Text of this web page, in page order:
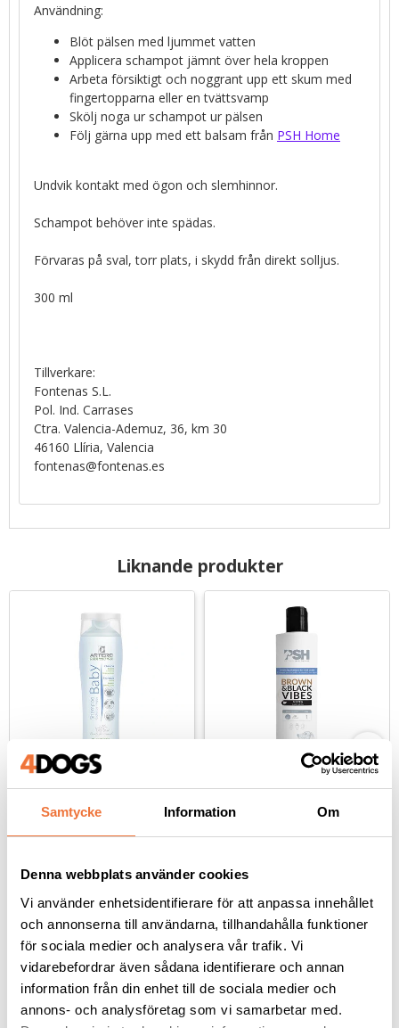
Samtycke Information Om
Denna webbplats använder cookies
Vi använder enhetsidentifierare för att anpassa innehållet
och annonserna till användarna, tillhandahålla funktioner
för sociala medier och analysera vår trafik. Vi
vidarebefordrar även sådana identifierare och annan
information från din enhet till de sociala medier och
annons- och analysföretag som vi samarbetar med.
Användning:
Blöt pälsen med ljummet vatten
Applicera schampot jämnt över hela kroppen
Arbeta försiktigt och noggrant upp ett skum med
fingertopparna eller en tvättsvamp
Skölj noga ur schampot ur pälsen
Följ gärna upp med ett balsam från PSH Home
Undvik kontakt med ögon och slemhinnor.
Schampot behöver inte spädas.
Förvaras på sval, torr plats, i skydd från direkt solljus.
300 ml
Tillverkare:
Fontenas S.L.
Pol. Ind. Carrases
Ctra. Valencia-Ademuz, 36, km 30
46160 Llíria, Valencia
fontenas@fontenas.es
Liknande produkter
250 ml
Milt schampo för valpar eller hundar med känslig hud
159
Black Vibes schampo -
Färdigblandat schampo för bruna och svarta pälsar
179
Andra köpte även